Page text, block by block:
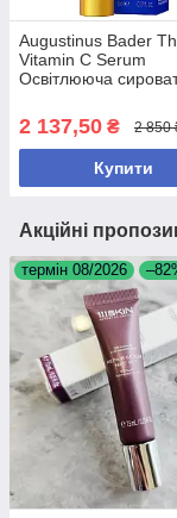
Augustinus Bader
Vitamin C Serum
Освітлююча
5 мл
2 137,50 ₴ 2 850
Купити
Акційні
термін 08/2026